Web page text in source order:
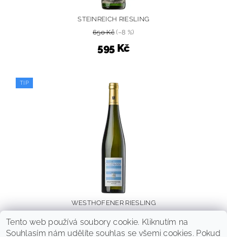
STEINREICH RIESLING
650 Kč (–8 %)
595 Kč
TIP
WESTHOFENER RIESLING
990 Kč
Tento web používá soubory cookie. Kliknutím na
Souhlasím nám udělíte souhlas se všemi cookies. Pokud